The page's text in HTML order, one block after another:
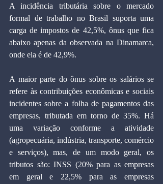
A incidência tributária sobre o mercado
formal de trabalho no Brasil suporta uma
carga de impostos de 42,5%, ônus que fica
abaixo apenas da observada na Dinamarca,
onde ela é de 42,9%.
A maior parte do ônus sobre os salários se
refere às contribuições econômicas e sociais
incidentes sobre a folha de pagamentos das
empresas, tributada em torno de 35%. Há
uma variação conforme a atividade
(agropecuária, indústria, transporte, comércio
e serviços), mas, de um modo geral, os
tributos são: INSS (20% para as empresas
em geral e 22,5% para as empresas